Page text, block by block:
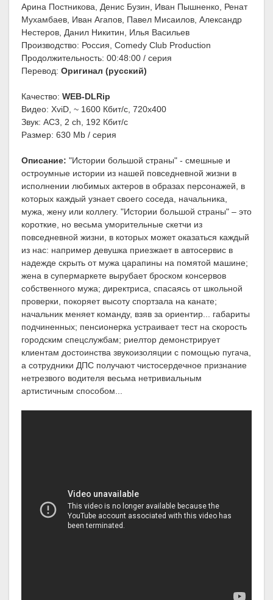
Арина Постникова, Денис Бузин, Иван Пышненко, Ренат
Мухамбаев, Иван Агапов, Павел Мисаилов, Александр
Нестеров, Данил Никитин, Илья Васильев
Производство: Россия, Comedy Club Production
Продолжительность: 00:48:00 / серия
Перевод: Оригинал (русский)
Качество: WEB-DLRip
Видео: XviD, ~ 1600 Кбит/с, 720x400
Звук: AC3, 2 ch, 192 Кбит/с
Размер: 630 Mb / серия
Описание: "Истории большой страны" - смешные и
остроумные истории из нашей повседневной жизни в
исполнении любимых актеров в образах персонажей, в
которых каждый узнает своего соседа, начальника,
мужа, жену или коллегу. "Истории большой страны" – это
короткие, но весьма уморительные скетчи из
повседневной жизни, в которых может оказаться каждый
из нас: например девушка приезжает в автосервис в
надежде скрыть от мужа царапины на помятой машине;
жена в супермаркете вырубает броском консервов
собственного мужа; директриса, спасаясь от школьной
проверки, покоряет высоту спортзала на канате;
начальник меняет команду, взяв за ориентир... габариты
подчиненных; пенсионерка устраивает тест на скорость
городским спецслужбам; риелтор демонстрирует
клиентам достоинства звукоизоляции с помощью пугача,
а сотрудники ДПС получают чистосердечное признание
нетрезвого водителя весьма нетривиальным
артистичным способом...